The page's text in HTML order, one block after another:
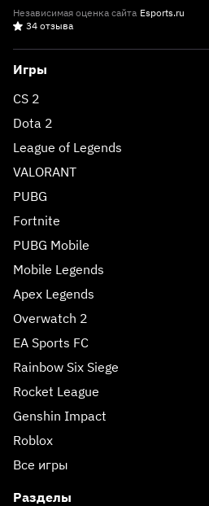
Независимая оценка сайта Esports.ru
34 отзыва
Игры
CS 2
Dota 2
League of Legends
VALORANT
PUBG
Fortnite
PUBG Mobile
Mobile Legends
Apex Legends
Overwatch 2
EA Sports FC
Rainbow Six Siege
Rocket League
Genshin Impact
Roblox
Все игры
Разделы